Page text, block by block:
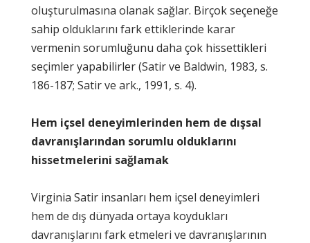
oluşturulmasına olanak sağlar. Birçok seçeneğe
sahip olduklarını fark ettiklerinde karar
vermenin sorumluğunu daha çok hissettikleri
seçimler yapabilirler (Satir ve Baldwin, 1983, s.
186-187; Satir ve ark., 1991, s. 4).
Hem içsel deneyimlerinden hem de dışsal
davranışlarından sorumlu olduklarını
hissetmelerini sağlamak
Virginia Satir insanları hem içsel deneyimleri
hem de dış dünyada ortaya koydukları
davranışlarını fark etmeleri ve davranışlarının